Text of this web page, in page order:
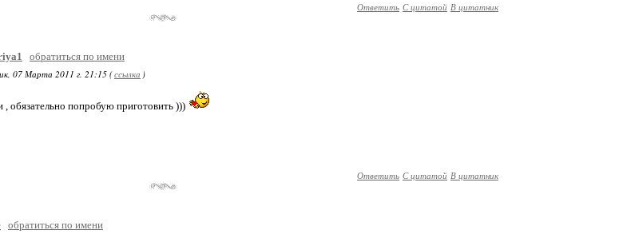
Ответить С цитатой В цитатник
обратиться по имени
07 Марта 2011 г. 21:15 (ссылка )
, обязательно попробую приготовить )))
Ответить С цитатой В цитатник
обратиться по имени